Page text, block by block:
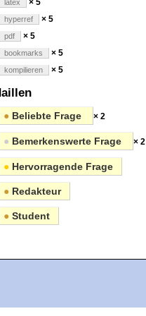
latex × 5
hyperref × 5
pdf × 5
bookmarks × 5
kompilieren × 5
● Beliebte Frage × 2
● Bemerkenswerte Frage × 2
● Hervorragende Frage
● Redakteur
● Student